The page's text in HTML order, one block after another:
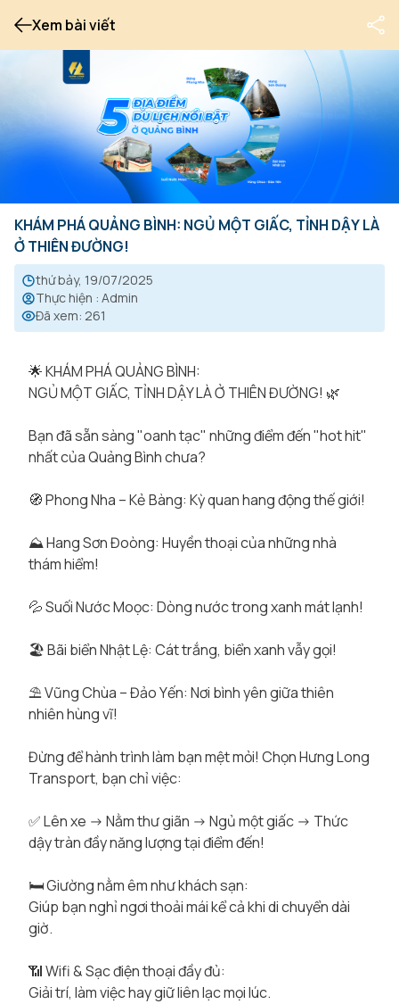
Xem bài viết
KHÁM PHÁ QUẢNG BÌNH: NGỦ MỘT GIẤC, TỈNH DẬY LÀ
Ở THIÊN ĐƯỜNG!
thứ bảy, 19/07/2025
Thực hiện : Admin
Đã xem: 261
🌟 KHÁM PHÁ QUẢNG BÌNH:
NGỦ MỘT GIẤC, TỈNH DẬY LÀ Ở THIÊN ĐƯỜNG! 🌿
Bạn đã sẵn sàng "oanh tạc" những điểm đến "hot hit"
nhất của Quảng Bình chưa?
🧭 Phong Nha – Kẻ Bàng: Kỳ quan hang động thế giới!
⛰ Hang Sơn Đoòng: Huyền thoại của những nhà
thám hiểm!
💦 Suối Nước Moọc: Dòng nước trong xanh mát lạnh!
🏖 Bãi biển Nhật Lệ: Cát trắng, biển xanh vẫy gọi!
⛱ Vũng Chùa – Đảo Yến: Nơi bình yên giữa thiên
nhiên hùng vĩ!
Đừng để hành trình làm bạn mệt mỏi! Chọn Hưng Long
Transport, bạn chỉ việc:
✅ Lên xe -> Nằm thư giãn -> Ngủ một giấc -> Thức
dậy tràn đầy năng lượng tại điểm đến!
🛏️ Giường nằm êm như khách sạn:
Giúp bạn nghỉ ngơi thoải mái kể cả khi di chuyển dài
giờ.
📶 Wifi & Sạc điện thoại đầy đủ:
Giải trí, làm việc hay giữ liên lạc mọi lúc.